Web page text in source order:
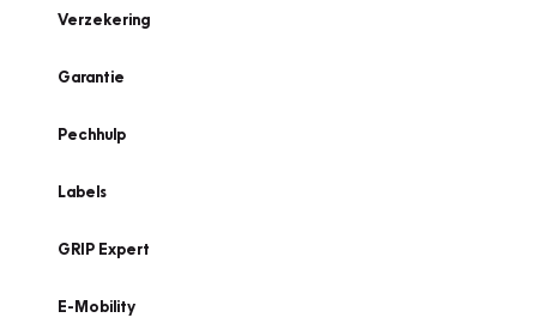
Verzekering
Garantie
Pechhulp
Labels
GRIP Expert
E-Mobility